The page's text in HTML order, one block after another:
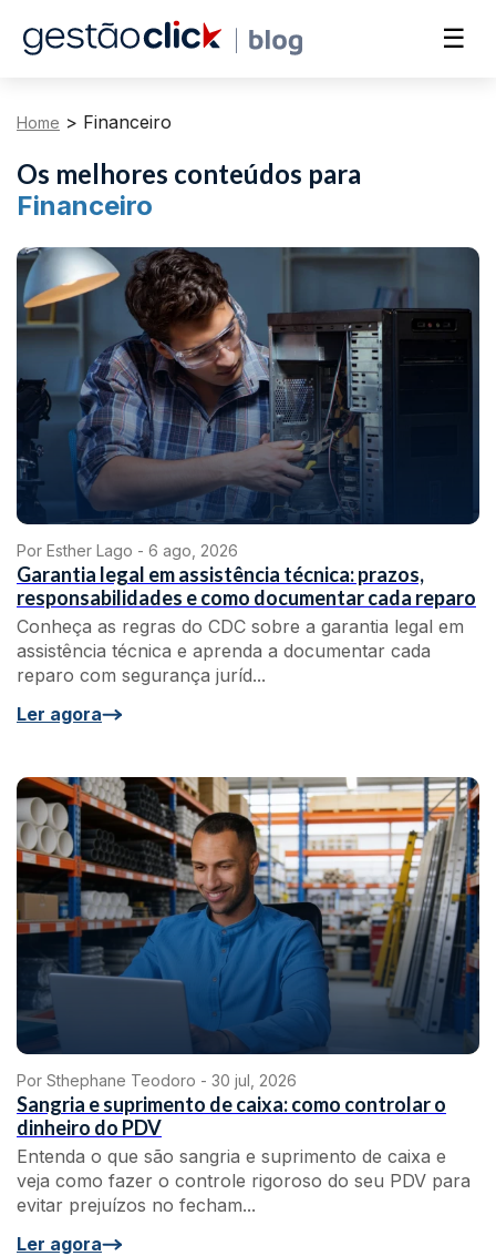
☰
Home > Financeiro
Os melhores conteúdos para
Financeiro
Por Esther Lago - 6 ago, 2026
Garantia legal em assistência técnica: prazos,
responsabilidades e como documentar cada reparo
Conheça as regras do CDC sobre a garantia legal em
assistência técnica e aprenda a documentar cada
reparo com segurança juríd...
Ler agora
Por Sthephane Teodoro - 30 jul, 2026
Sangria e suprimento de caixa: como controlar o
dinheiro do PDV
Entenda o que são sangria e suprimento de caixa e
veja como fazer o controle rigoroso do seu PDV para
evitar prejuízos no fecham...
Ler agora